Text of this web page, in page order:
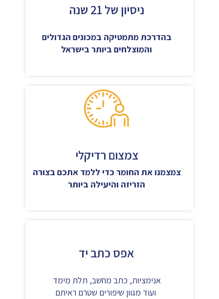
ניסיון של 21 שנה
בהדרכת מתמטיקה במכונים הגדולים
והמוצלחים ביותר בישראל
צמצום רדיקלי
צמצמנו את החומר כדי ללמד אתכם בצורה
הזריזה והיעילה ביותר
אפס כתב יד
אנימציות, כתב מחשב, תלת מימד
ועוד מגוון שיפורים שטרם ראיתם